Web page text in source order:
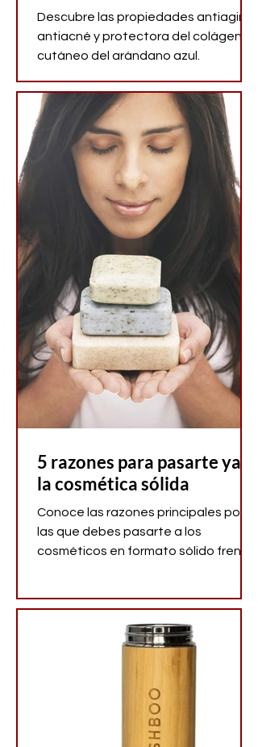
Descubre las propiedades antiaging,
antiacné y protectora del colágeno
cutáneo del arándano azul.
5 razones para pasarte ya a
la cosmética sólida
Conoce las razones principales por
las que debes pasarte a los
cosméticos en formato sólido frente